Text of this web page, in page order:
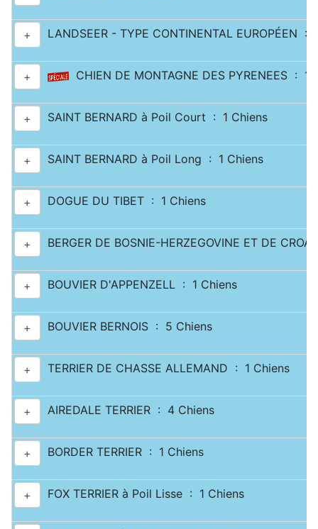
+ LANDSEER - TYPE CONTINENTAL EUROPÉEN :
+ CHIEN DE MONTAGNE DES PYRENEES :
+ SAINT BERNARD à Poil Court : 1 Chiens
+ SAINT BERNARD à Poil Long : 1 Chiens
+ DOGUE DU TIBET : 1 Chiens
+ BERGER DE BOSNIE-HERZEGOVINE ET DE
+ BOUVIER D'APPENZELL : 1 Chiens
+ BOUVIER BERNOIS : 5 Chiens
+ TERRIER DE CHASSE ALLEMAND : 1 Chiens
+ AIREDALE TERRIER : 4 Chiens
+ BORDER TERRIER : 1 Chiens
+ FOX TERRIER à Poil Lisse : 1 Chiens